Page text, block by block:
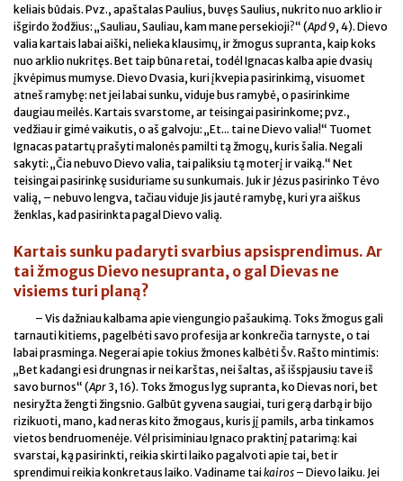
keliais būdais. Pvz., apaštalas Paulius, buvęs Saulius, nukrito nuo arklio ir
išgirdo žodžius: „Sauliau, Sauliau, kam mane persekioji?“ (Apd9, 4). Dievo
valia kartais labai aiški, nelieka klausimų, ir žmogus supranta, kaip koks
nuo arklio nukritęs. Bet taip būna retai, todėl Ignacas kalba apie dvasių
įkvėpimus mumyse. Dievo Dvasia, kuri įkvepia pasirinkimą, visuomet
atneš ramybę: net jei labai sunku, viduje bus ramybė, o pasirinkime
daugiau meilės. Kartais svarstome, ar teisingai pasirinkome; pvz.,
vedžiau ir gimė vaikutis, o aš galvoju: „Et... tai ne Dievo valia!“ Tuomet
Ignacas patartų prašyti malonės pamilti tą žmogų, kuris šalia. Negali
sakyti: „Čia nebuvo Dievo valia, tai paliksiu tą moterį ir vaiką.“ Net
teisingai pasirinkę susiduriame su sunkumais. Juk ir Jėzus pasirinko Tėvo
valią, – nebuvo lengva, tačiau viduje Jis jautė ramybę, kuri yra aiškus
ženklas, kad pasirinkta pagal Dievo valią.
Kartais sunku padaryti svarbius apsisprendimus. Ar
tai žmogus Dievo nesupranta, o gal Dievas ne
visiems turi planą?
– Vis dažniau kalbama apie viengungio pašaukimą. Toks žmogus gali
tarnauti kitiems, pagelbėti savo profesija ar konkrečia tarnyste, o tai
labai prasminga. Negerai apie tokius žmones kalbėti Šv. Rašto mintimis:
„Bet kadangi esi drungnas ir nei karštas, nei šaltas, aš išspjausiu tave iš
savo burnos“ (Apr 3, 16). Toks žmogus lyg supranta, ko Dievas nori, bet
nesiryžta žengti žingsnio. Galbūt gyvena saugiai, turi gerą darbą ir bijo
rizikuoti, mano, kad neras kito žmogaus, kuris jį pamils, arba tinkamos
vietos bendruomenėje. Vėl prisiminiau Ignaco praktinį patarimą: kai
svarstai, ką pasirinkti, reikia skirti laiko pagalvoti apie tai, bet ir
sprendimui reikia konkretaus laiko. Vadiname taikairos – Dievo laiku. Jei